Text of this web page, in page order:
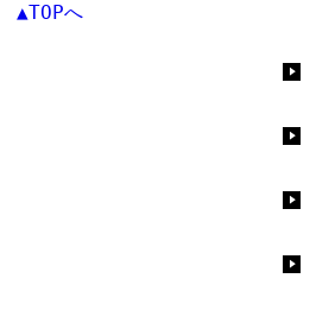
▲TOPへ